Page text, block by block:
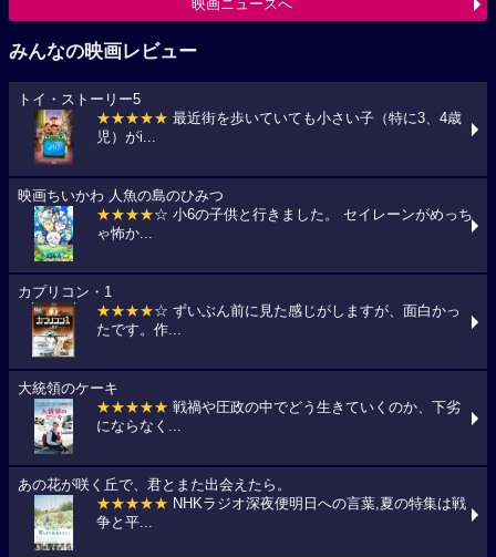
映画ニュースへ
みんなの映画レビュー
トイ・ストーリー5
★★★★★ 最近街を歩いていても小さい子（特に3、4歳
児）がi...
映画ちいかわ 人魚の島のひみつ
★★★★☆ 小6の子供と行きました。 セイレーンがめっち
ゃ怖か...
カプリコン・1
★★★★☆ ずいぶん前に見た感じがしますが、面白かっ
たです。作...
大統領のケーキ
★★★★★ 戦禍や圧政の中でどう生きていくのか、下劣
にならなく...
あの花が咲く丘で、君とまた出会えたら。
★★★★★ NHKラジオ深夜便明日への言葉,夏の特集は戦
争と平...